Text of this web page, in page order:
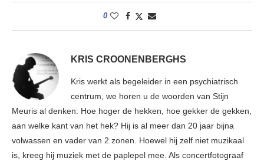
0
KRIS CROONENBERGHS
Kris werkt als begeleider in een psychiatrisch
centrum, we horen u de woorden van Stijn
Meuris al denken: Hoe hoger de hekken, hoe gekker de gekken,
aan welke kant van het hek? Hij is al meer dan 20 jaar bijna
volwassen en vader van 2 zonen. Hoewel hij zelf niet muzikaal
is, kreeg hij muziek met de paplepel mee. Als concertfotograaf